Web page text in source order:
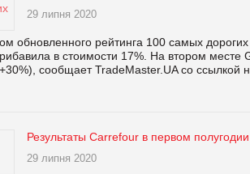
29 липня 2020
обновленного рейтинга 100 самых
в стоимости 17%. На втором
сообщает TradeMaster.UA со ссылкой
Результаты Carrefour в первом
29 липня 2020